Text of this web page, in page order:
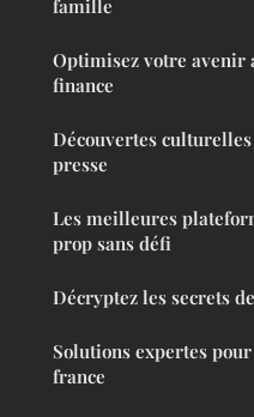
famille
Optimisez votre avenir
finance
Découvertes
presse
Les meilleures
prop sans défi
Décryptez les secrets
Solutions expertes
france